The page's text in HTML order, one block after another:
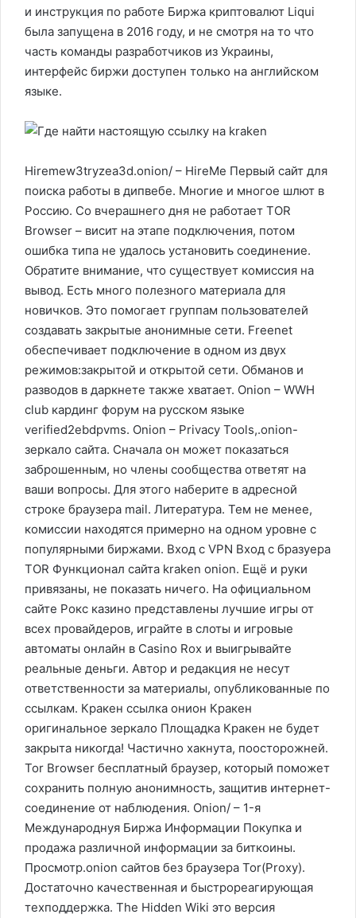
и инструкция по работе Биржа криптовалют Liqui
была запущена в 2016 году, и не смотря на то что
часть команды разработчиков из Украины,
интерфейс биржи доступен только на английском
языке.
Hiremew3tryzea3d.onion/ – HireMe Первый сайт для
поиска работы в дипвебе. Многие и многое шлют в
Россию. Со вчерашнего дня не работает TOR
Browser – висит на этапе подключения, потом
ошибка типа не удалось установить соединение.
Обратите внимание, что существует комиссия на
вывод. Есть много полезного материала для
новичков. Это помогает группам пользователей
создавать закрытые анонимные сети. Freenet
обеспечивает подключение в одном из двух
режимов:закрытой и открытой сети. Обманов и
разводов в даркнете также хватает. Onion – WWH
club кардинг форум на русском языке
verified2ebdpvms. Onion – Privacy Tools,.onion-
зеркало сайта. Сначала он может показаться
заброшенным, но члены сообщества ответят на
ваши вопросы. Для этого наберите в адресной
строке браузера mail. Литература. Тем не менее,
комиссии находятся примерно на одном уровне с
популярными биржами. Вход с VPN Вход с бразуера
TOR Функционал сайта kraken onion. Ещё и руки
привязаны, не показать ничего. На официальном
сайте Рокс казино представлены лучшие игры от
всех провайдеров, играйте в слоты и игровые
автоматы онлайн в Casino Rox и выигрывайте
реальные деньги. Автор и редакция не несут
ответственности за материалы, опубликованные по
ссылкам. Кракен ссылка онион Кракен
оригинальное зеркало Площадка Кракен не будет
закрыта никогда! Частично хакнута, поосторожней.
Tor Browser бесплатный браузер, который поможет
сохранить полную анонимность, защитив интернет-
соединение от наблюдения. Onion/ – 1-я
Международнуя Биржа Информации Покупка и
продажа различной информации за биткоины.
Просмотр.onion сайтов без браузера Tor(Proxy).
Достаточно качественная и быстрореагирующая
техподдержка. The Hidden Wiki это версия